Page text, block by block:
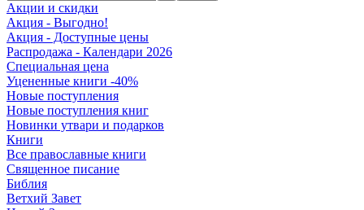
Акции и скидки
Акция - Выгодно!
Акция - Доступные цены
Распродажа - Календари 2026
Специальная цена
Уцененные книги -40%
Новые поступления
Новые поступления книг
Новинки утвари и подарков
Книги
Все православные книги
Священное писание
Библия
Ветхий Завет